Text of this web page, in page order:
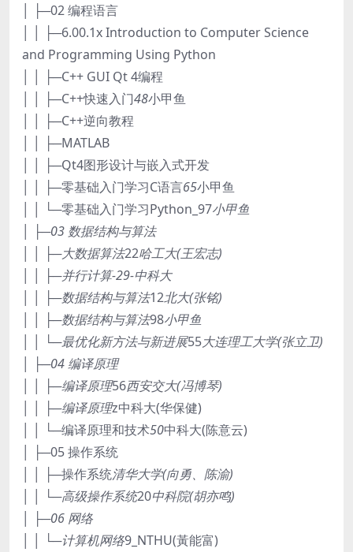
│ ├─02 编程语言
│ │ ├─6.00.1x Introduction to Computer Science
and Programming Using Python
│ │ ├─C++ GUI Qt 4编程
│ │ ├─C++快速入门48小甲鱼
│ │ ├─C++逆向教程
│ │ ├─MATLAB
│ │ ├─Qt4图形设计与嵌入式开发
│ │ ├─零基础入门学习C语言65小甲鱼
│ │ └─零基础入门学习Python_97小甲鱼
│ ├─03 数据结构与算法
│ │ ├─大数据算法22哈工大(王宏志)
│ │ ├─并行计算-29-中科大
│ │ ├─数据结构与算法12北大(张铭)
│ │ ├─数据结构与算法98小甲鱼
│ │ └─最优化新方法与新进展55大连理工大学(张立卫)
│ ├─04 编译原理
│ │ ├─编译原理56西安交大(冯博琴)
│ │ ├─编译原理z中科大(华保健)
│ │ └─编译原理和技术50中科大(陈意云)
│ ├─05 操作系统
│ │ ├─操作系统清华大学(向勇、陈渝)
│ │ └─高级操作系统20中科院(胡亦鸣)
│ ├─06 网络
│ │ └─计算机网络9_NTHU(黃能富)